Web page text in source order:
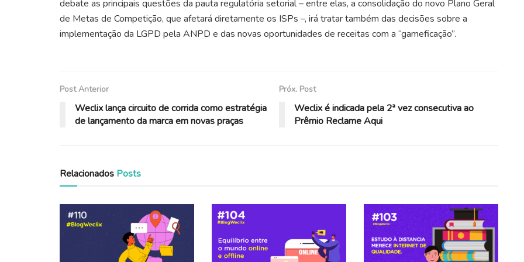
debate as principais questões da pauta regulatória setorial – entre elas, a consolidação do novo Plano Geral
de Metas de Competição, que afetará diretamente os ISPs –, irá tratar também das decisões sobre a
implementação da LGPD pela ANPD e das novas oportunidades de receitas com a “gameficação”.
Post Anterior
Weclix lança circuito de corrida como estratégia
de lançamento da marca em novas praças
Próx. Post
Weclix é indicada pela 2ª vez consecutiva ao
Prêmio Reclame Aqui
Relacionados Posts